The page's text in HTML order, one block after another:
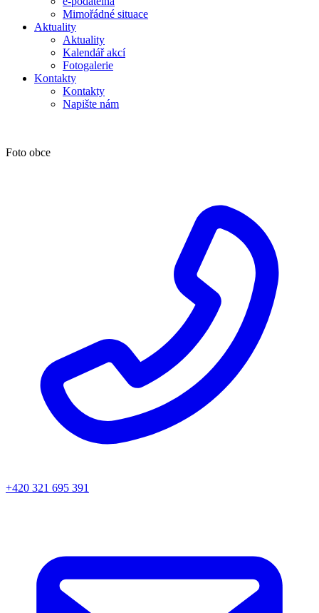
Mimořádné situace
Aktuality
Aktuality
Kalendář akcí
Fotogalerie
Kontakty
Kontakty
Napište nám
Foto obce
+420 321 695 391